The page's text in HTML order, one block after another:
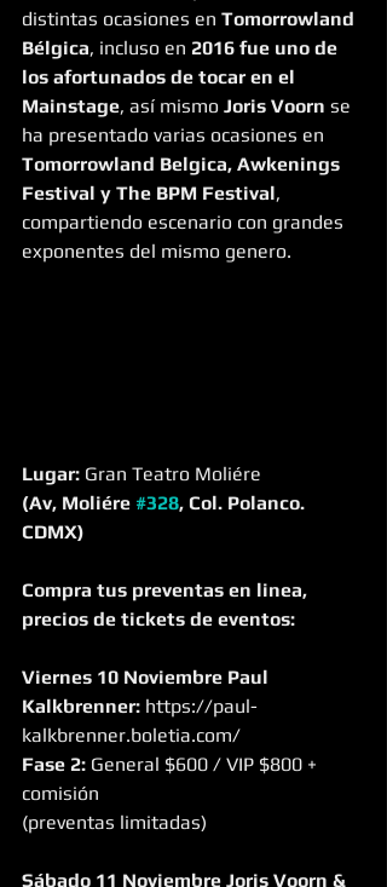
distintas ocasiones en Tomorrowland
Bélgica, incluso en 2016 fue uno de
los afortunados de tocar en el
Mainstage, así mismo Joris Voorn se
ha presentado varias ocasiones en
Tomorrowland Belgica, Awkenings
Festival y The BPM Festival,
compartiendo escenario con grandes
exponentes del mismo genero.
Lugar: Gran Teatro Moliére
(Av, Moliére #328, Col. Polanco.
CDMX)
Compra tus preventas en linea,
precios de tickets de eventos:
Viernes 10 Noviembre Paul
Kalkbrenner: https://paul-
kalkbrenner.boletia.com/
Fase 2: General $600 / VIP $800 +
comisión
(preventas limitadas)
Sábado 11 Noviembre Joris Voorn &